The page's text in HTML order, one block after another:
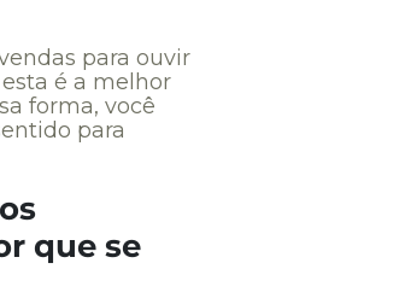
para ouvir
é a melhor
forma, você
para
que se